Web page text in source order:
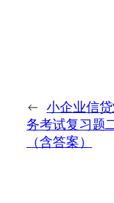
← 小企业信
务考试复习题
（含答案）